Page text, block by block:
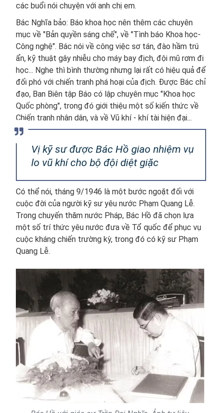
các buổi nói chuyện với anh chị em.
Bác Nghĩa bảo: Báo khoa học nên thêm các chuyên
mục về "Bản quyền sáng chế", về "Tình báo Khoa học-
Công nghệ". Bác nói về công việc sơ tán, đào hầm trú
ẩn, kỹ thuật gây nhiễu cho máy bay địch, đội mũ rơm đi
học... Nghe thì bình thường nhưng lại rất có hiệu quả để
đối phó với chiến tranh phá hoại của địch. Được Bác chỉ
đạo, Ban Biên tập Báo có lập chuyên mục "Khoa học
Quốc phòng", trong đó giới thiệu một số kiến thức về
Chiến tranh nhân dân, và về Vũ khí - khí tài hiện đại...
Vị kỹ sư được Bác Hồ giao nhiệm vụ
lo vũ khí cho bộ đội diệt giặc
Có thể nói, tháng 9/1946 là một bước ngoặt đối với
cuộc đời của người kỹ sư yêu nước Phạm Quang Lễ.
Trong chuyến thăm nước Pháp, Bác Hồ đã chọn lựa
một số trí thức yêu nước đưa về Tổ quốc để phục vụ
cuộc kháng chiến trường kỳ, trong đó có kỹ sư Phạm
Quang Lễ.